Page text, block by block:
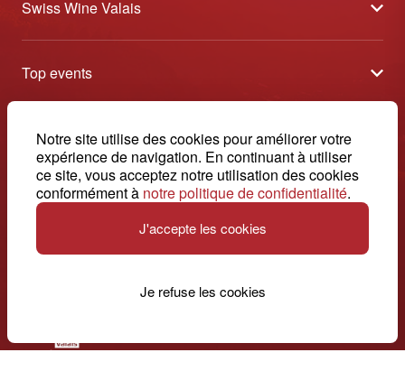
Notre site utilise des cookies pour améliorer votre
expérience de navigation. En continuant à utiliser
ce site, vous acceptez notre utilisation des cookies
conformément à notre politique de confidentialité.
J'accepte les cookies
Je refuse les cookies
Swiss Wine Valais
À propos
Blog
Contact
Conditions générales de vente
Top events
Caves Ouvertes
Tavolata
Sélection (résultats)
Contact
Swiss Wine Valais - Avenue de la Gare 2 - CP 144 - 1964
Conthey - Suisse
info@swisswinevalais.ch
© 2026, Swiss Wine Valais
français